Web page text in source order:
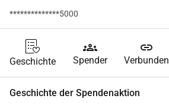
**************5000
Geschichte
groups
Spender
link
Verbunden
Geschichte der Spendenaktion